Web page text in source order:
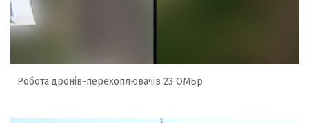
Робота дронів-перехоплювачів 23 ОМБр